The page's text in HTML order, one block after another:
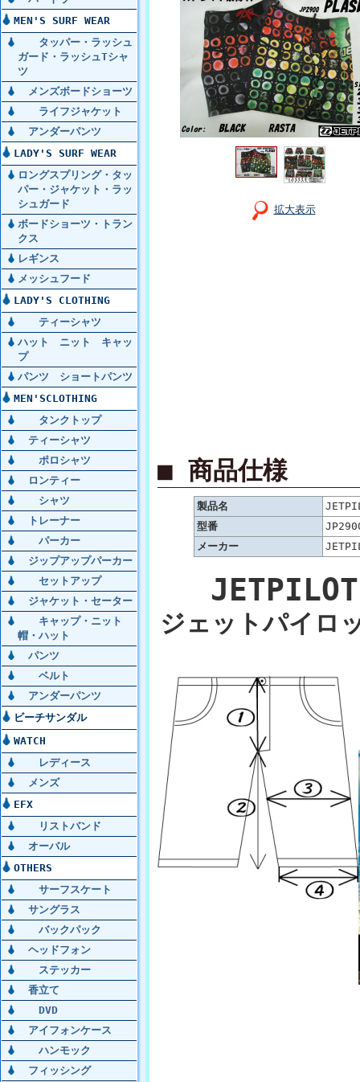
MEN'S SURF WEAR
タッパー・ラッシュ
ガード・ラッシュTシャ
ツ
メンズボードショーツ
ライフジャケット
アンダーパンツ
LADY'S SURF WEAR
ロングスプリング・タッ
パー・ジャケット・ラッ
シュガード
ボードショーツ・トラン
クス
レギンス
メッシュフード
LADY'S CLOTHING
ティーシャツ
ハット ニット キャッ
プ
パンツ ショートパンツ
MEN'SCLOTHING
タンクトップ
ティーシャツ
ポロシャツ
ロンティー
シャツ
トレーナー
パーカー
ジップアップパーカー
セットアップ
ジャケット・セーター
キャップ・ニット
帽・ハット
パンツ
ベルト
アンダーパンツ
ビーチサンダル
WATCH
レディース
メンズ
EFX
リストバンド
オーバル
OTHERS
サーフスケート
サングラス
バックパック
ヘッドフォン
ステッカー
香立て
DVD
アイフォンケース
ハンモック
フィッシング
拡大表示
■ 商品仕様
製品名
型番
メーカー
ジェットパイロ